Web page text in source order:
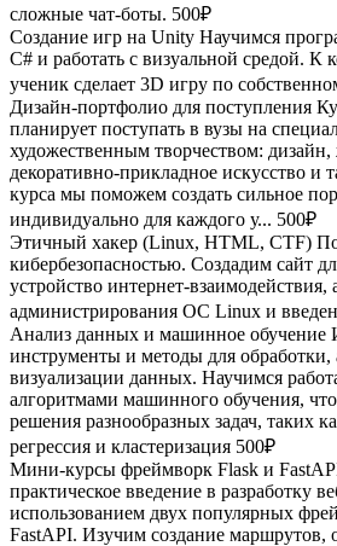
сложные чат-боты. 500₽
Создание игр на Unity Научимся
C# и работать с визуальной средой. К
ученик сделает 3D игру по
Дизайн-портфолио для поступления
планирует поступать в вузы на
художественным творчеством:
декоративно-прикладное искусство и
курса мы поможем создать сильное
индивидуально для каждого у... 500₽
Этичный хакер (Linux, HTML, CTF)
кибербезопасностью. Создадим сайт
устройство интернет-взаимодействия,
администрирования ОС Linux и
Анализ данных и машинное обучение
инструменты и методы для обработки,
визуализации данных. Научимся
алгоритмами машинного обучения,
решения разнообразных задач, таких
регрессия и кластеризация 500₽
Мини-курсы фреймворк Flask и
практическое введение в разработку
использованием двух популярных
FastAPI. Изучим создание маршрутов,